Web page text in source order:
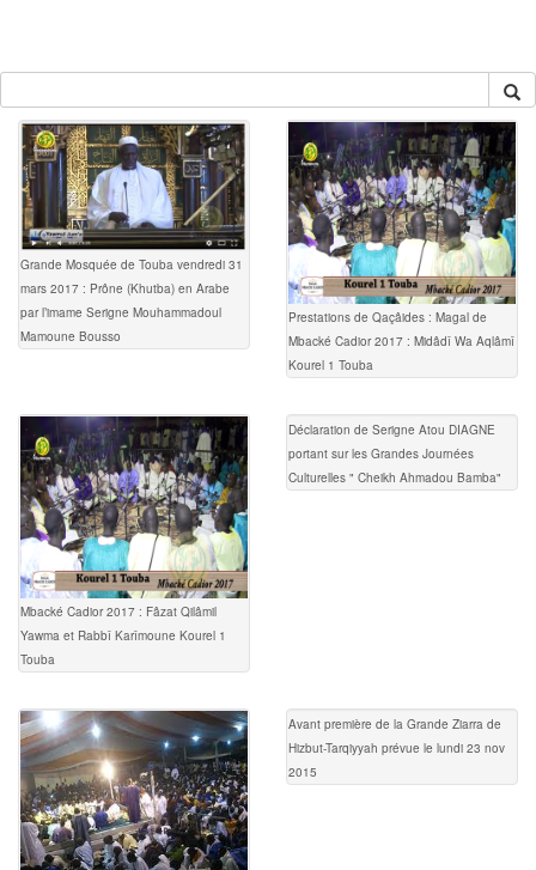
Grande Mosquée de Touba vendredi 31
mars 2017 : Prône (Khutba) en Arabe
par l’imame Serigne Mouhammadoul
Mamoune Bousso
Prestations de Qaçâides : Magal de
Mbacké Cadior 2017 : Midâdî Wa Aqlâmî
Kourel 1 Touba
Mbacké Cadior 2017 : Fâzat Qilâmil
Yawma et Rabbî Karîmoune Kourel 1
Touba
Déclaration de Serigne Atou DIAGNE
portant sur les Grandes Journées
Culturelles " Cheikh Ahmadou Bamba"
Avant première de la Grande Ziarra de
Hizbut-Tarqiyyah prévue le lundi 23 nov
2015